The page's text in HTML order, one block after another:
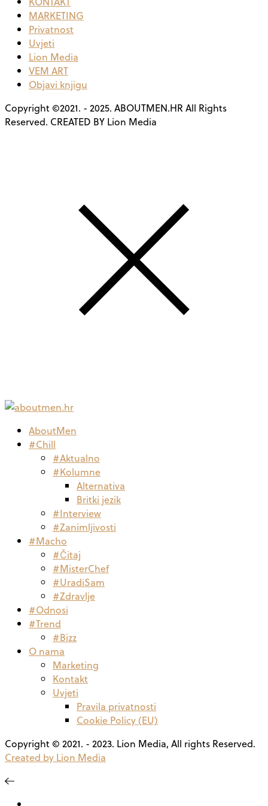
MARKETING
Privatnost
Uvjeti
Lion Media
VEM ART
Objavi knjigu
Copyright ©2021. - 2025. ABOUTMEN.HR All Rights
Reserved. CREATED BY Lion Media
AboutMen
#Chill
#Aktualno
#Kolumne
Alternativa
Britki jezik
#Interview
#Zanimljivosti
#Macho
#Čitaj
#MisterChef
#UradiSam
#Zdravlje
#Odnosi
#Trend
#Bizz
O nama
Marketing
Kontakt
Uvjeti
Pravila privatnosti
Cookie Policy (EU)
Copyright © 2021. - 2023. Lion Media, All rights Reserved.
Created by Lion Media